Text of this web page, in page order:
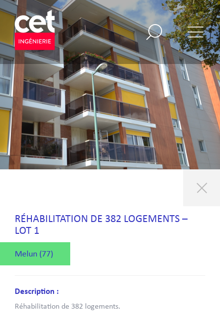
RÉHABILITATION DE 382 LOGEMENTS –
LOT 1
Melun (77)
Description :
Réhabilitation de 382 logements.